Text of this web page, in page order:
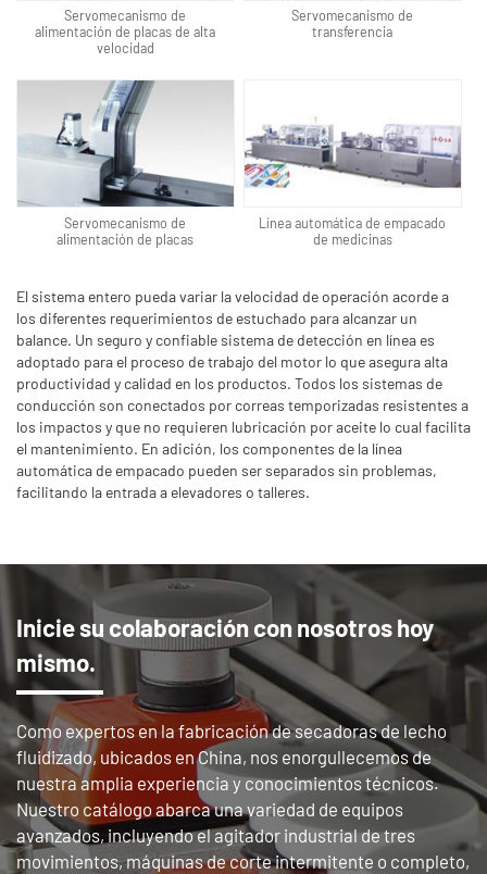
Servomecanismo de
alimentación de placas de alta
velocidad
Servomecanismo de
transferencia
Servomecanismo de
alimentación de placas
Línea automática de empacado
de medicinas
El sistema entero pueda variar la velocidad de operación acorde a
los diferentes requerimientos de estuchado para alcanzar un
balance. Un seguro y confiable sistema de detección en línea es
adoptado para el proceso de trabajo del motor lo que asegura alta
productividad y calidad en los productos. Todos los sistemas de
conducción son conectados por correas temporizadas resistentes a
los impactos y que no requieren lubricación por aceite lo cual facilita
el mantenimiento. En adición, los componentes de la línea
automática de empacado pueden ser separados sin problemas,
facilitando la entrada a elevadores o talleres.
Inicie su colaboración con nosotros hoy
mismo.
Como expertos en la fabricación de secadoras de lecho
fluidizado, ubicados en China, nos enorgullecemos de
nuestra amplia experiencia y conocimientos técnicos.
Nuestro catálogo abarca una variedad de equipos
avanzados, incluyendo el agitador industrial de tres
movimientos, máquinas de corte intermitente o completo,